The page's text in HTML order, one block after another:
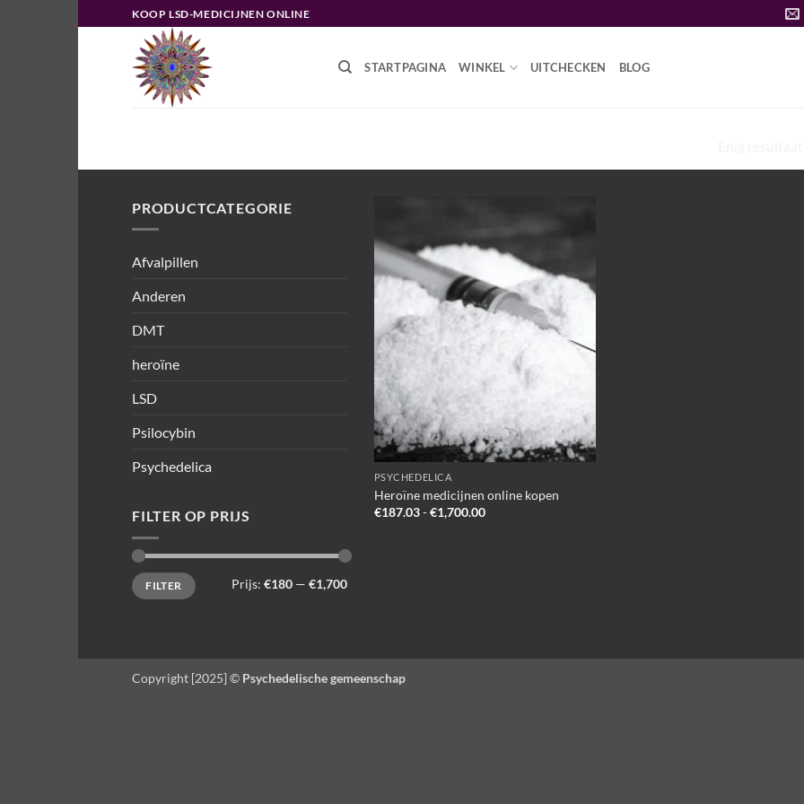
naar
KOOP LSD-MEDICIJNEN ONLINE
STARTPAGINA WINKEL UITCHECKEN BLOG
PRODUCTCATEGORIE
Afvalpillen
Anderen
DMT
heroïne
LSD
Psilocybin
Psychedelica
FILTER OP PRIJS
Min.
prijs
Max.
prijsFILTER Prijs: €180 — €1,700
PSYCHEDELICA
Heroïne medicijnen online kopen
€187.03-€1,700.00Prijsklasse:
Copyright [2025] © Psychedelische gemeenschap